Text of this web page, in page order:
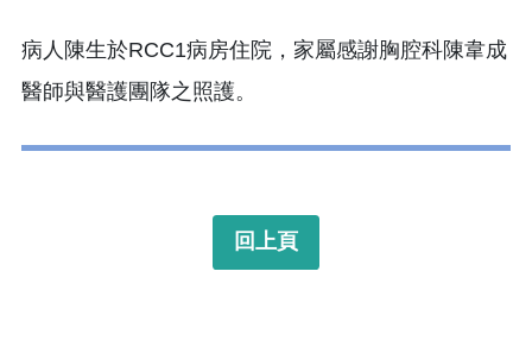
病人陳生於RCC1病房住院，家屬感謝胸腔科陳韋成
醫師與醫護團隊之照護。
回上頁